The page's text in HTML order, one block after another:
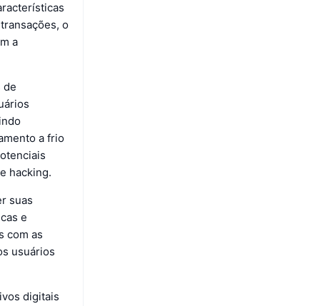
o
a
de
a frio
hacking.
suas
e
com as
usuários
digitais